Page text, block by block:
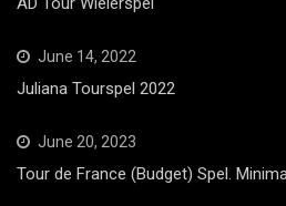
June 14, 2022
Juliana Tourspel 2022
June 20, 2023
Tour de France (Budget) Spel.